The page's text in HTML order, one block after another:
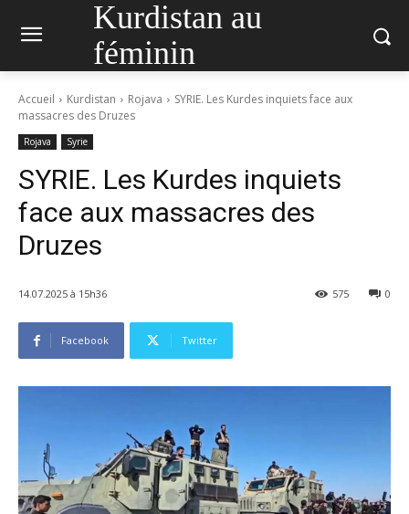
Kurdistan au
féminin
Accueil Kurdistan Rojava
SYRIE. Les Kurdes inquiets face aux
massacres des Druzes
Rojava Syrie
SYRIE. Les Kurdes inquiets
face aux massacres des
Druzes
14.07.2025 à 15h36 0
575
Facebook Twitter